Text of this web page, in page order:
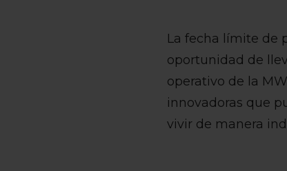
La fecha límite de
oportunidad de
operativo de la
innovadoras que
vivir de manera